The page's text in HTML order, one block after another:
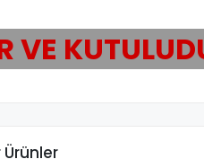
VE
Ürünler